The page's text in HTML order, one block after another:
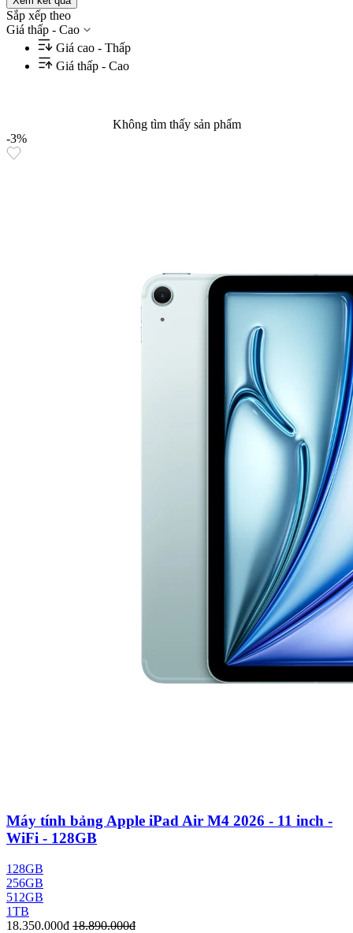
Sắp xếp theo
Giá thấp - Cao
Giá cao - Thấp
Giá thấp - Cao
Không tìm thấy sản phẩm
-3%
Máy tính bảng Apple iPad Air M4 2026 - 11 inch -
WiFi - 128GB
128GB
256GB
512GB
1TB
18.350.000đ 18.890.000đ